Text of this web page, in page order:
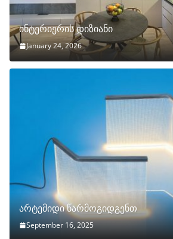
ინტერიერის დიზიანი
January 24, 2026
არტემიდი წარმოგიდგენთ
September 16, 2025